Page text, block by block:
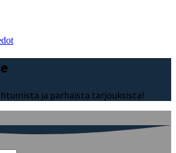
ja parhaista tarjouksista!